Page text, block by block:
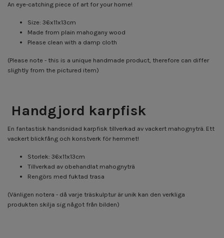
An eye-catching piece of art for your home!
Size: 36x11x13cm
Made from plain mahogany wood
Please clean with a damp cloth
(Please note - this is a unique handmade product, therefore can differ
slightly from the pictured item)
Handgjord karpfisk
En fantastisk handsnidad karpfisk tillverkad av vackert mahognyträ. Ett
vackert blickfång och konstverk för hemmet!
Storlek: 36x11x13cm
Tillverkad av obehandlat mahognyträ
Rengörs med fuktad trasa
(Vänligen notera - då varje träskulptur är unik kan den verkliga
produkten skilja sig något från bilden)